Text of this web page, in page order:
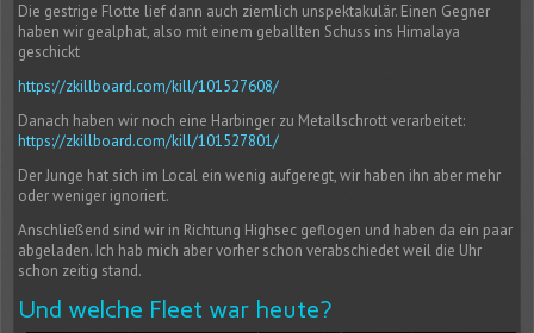
Die gestrige Flotte lief dann auch ziemlich unspektakulär. Einen Gegner
haben wir gealphat, also mit einem geballten Schuss ins Himalaya
geschickt
https://zkillboard.com/kill/101527608/
Danach haben wir noch eine Harbinger zu Metallschrott verarbeitet:
https://zkillboard.com/kill/101527801/
Der Junge hat sich im Local ein wenig aufgeregt, wir haben ihn aber mehr
oder weniger ignoriert.
Anschließend sind wir in Richtung Highsec geflogen und haben da ein paar
abgeladen. Ich hab mich aber vorher schon verabschiedet weil die Uhr
schon zeitig stand.
Und welche Fleet war heute?